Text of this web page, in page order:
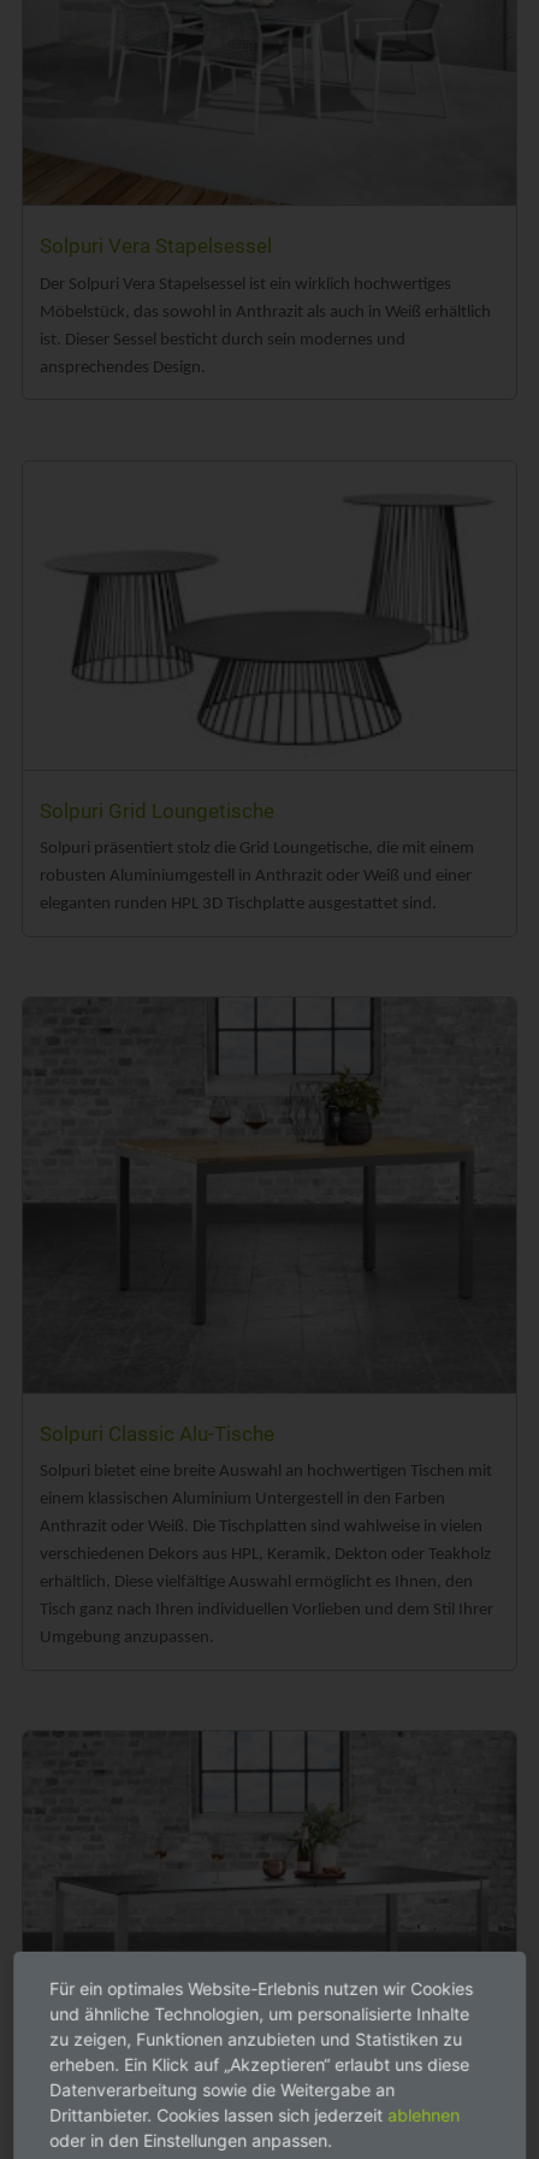
Solpuri Vera Stapelsessel
Der Solpuri Vera Stapelsessel ist ein wirklich hochwertiges
Möbelstück, das sowohl in Anthrazit als auch in Weiß erhältlich
ist. Dieser Sessel besticht durch sein modernes und
ansprechendes Design.
Solpuri Grid Loungetische
Solpuri präsentiert stolz die Grid Loungetische, die mit einem
robusten Aluminiumgestell in Anthrazit oder Weiß und einer
eleganten runden HPL 3D Tischplatte ausgestattet sind.
Solpuri Classic Alu-Tische
Solpuri bietet eine breite Auswahl an hochwertigen Tischen mit
einem klassischen Aluminium Untergestell in den Farben
Anthrazit oder Weiß. Die Tischplatten sind wahlweise in vielen
verschiedenen Dekors aus HPL, Keramik, Dekton oder Teakholz
erhältlich. Diese vielfältige Auswahl ermöglicht es Ihnen, den
Tisch ganz nach Ihren individuellen Vorlieben und dem Stil Ihrer
Umgebung anzupassen.
Für ein optimales Website-Erlebnis nutzen wir Cookies
und ähnliche Technologien, um personalisierte Inhalte
zu zeigen, Funktionen anzubieten und Statistiken zu
erheben. Ein Klick auf „Akzeptieren“ erlaubt uns diese
Datenverarbeitung sowie die Weitergabe an
Drittanbieter. Cookies lassen sich jederzeit ablehnen
oder in den Einstellungen anpassen.